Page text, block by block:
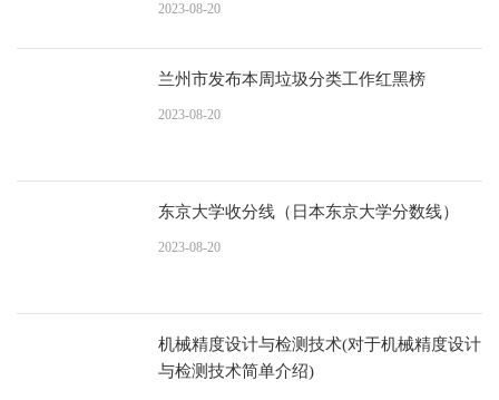
2023-08-20
兰州市发布本周垃圾分类工作红黑榜
2023-08-20
东京大学收分线（日本东京大学分数线）
2023-08-20
机械精度设计与检测技术(对于机械精度设计
与检测技术简单介绍)